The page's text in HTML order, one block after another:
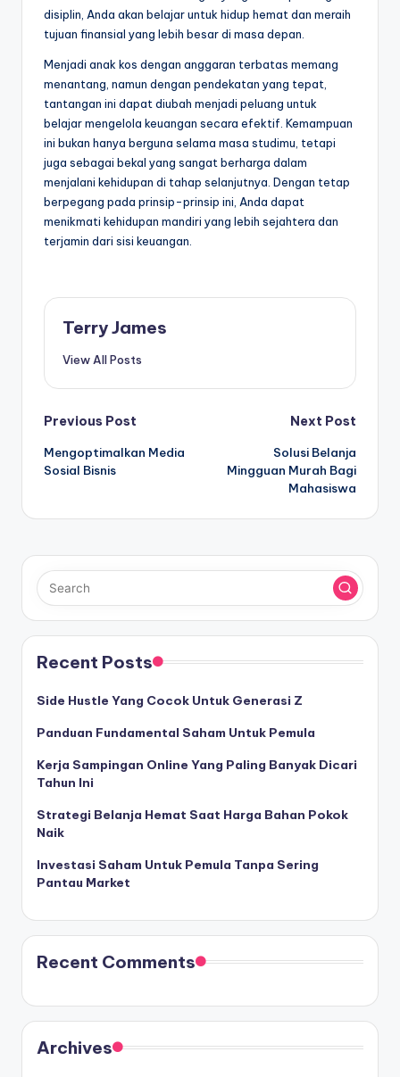
disiplin, Anda akan belajar untuk hidup hemat dan meraih
tujuan finansial yang lebih besar di masa depan.
Menjadi anak kos dengan anggaran terbatas memang
menantang, namun dengan pendekatan yang tepat,
tantangan ini dapat diubah menjadi peluang untuk
belajar mengelola keuangan secara efektif. Kemampuan
ini bukan hanya berguna selama masa studimu, tetapi
juga sebagai bekal yang sangat berharga dalam
menjalani kehidupan di tahap selanjutnya. Dengan tetap
berpegang pada prinsip-prinsip ini, Anda dapat
menikmati kehidupan mandiri yang lebih sejahtera dan
terjamin dari sisi keuangan.
Terry James
View All Posts
Post
navigation
Previous Post
Mengoptimalkan Media
Sosial Bisnis
Next Post
Solusi Belanja
Mingguan Murah Bagi
Mahasiswa
Recent Posts
Side Hustle Yang Cocok Untuk Generasi Z
Panduan Fundamental Saham Untuk Pemula
Kerja Sampingan Online Yang Paling Banyak Dicari
Tahun Ini
Strategi Belanja Hemat Saat Harga Bahan Pokok
Naik
Investasi Saham Untuk Pemula Tanpa Sering
Pantau Market
Recent Comments
Archives